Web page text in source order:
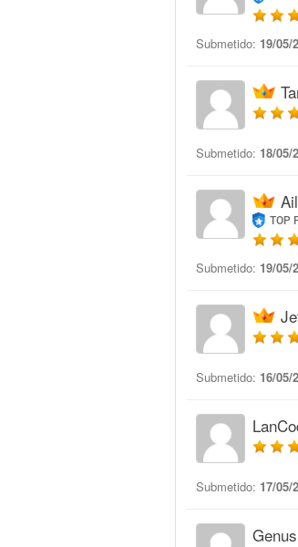
Submetido: 19/05/
Submetido: 18/05/
TOP
Submetido: 19/05/
Submetido: 16/05/
Submetido: 17/05/